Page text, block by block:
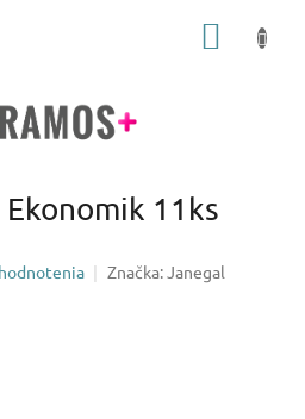
11ks
Značka:Janegal